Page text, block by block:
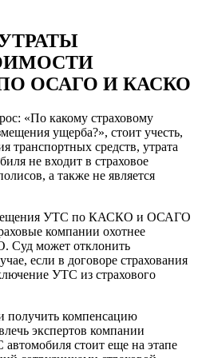
ОСАГО И КАСКО
«По какому страховому
ущерба?», стоит учесть,
транспортных средств, утрата
не входит в страховое
а также не является
УТС по КАСКО и ОСАГО
компании охотнее
Суд может отклонить
если в договоре страхования
УТС из страхового
получить компенсацию
экспертов компании
стоит еще на этапе